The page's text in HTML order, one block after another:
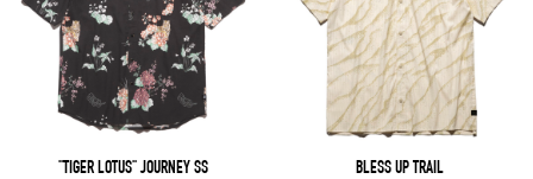
"TIGER LOTUS" JOURNEY SS BLESS UP TRAIL